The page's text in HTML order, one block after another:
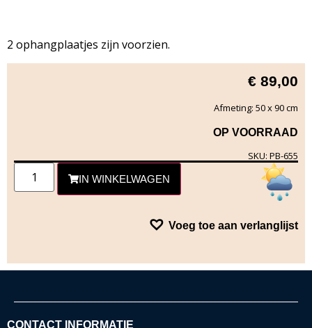
2 ophangplaatjes zijn voorzien.
€ 89,00
Afmeting: 50 x 90 cm
OP VOORRAAD
SKU: PB-655
IN WINKELWAGEN
Voeg toe aan verlanglijst
CONTACT INFORMATIE